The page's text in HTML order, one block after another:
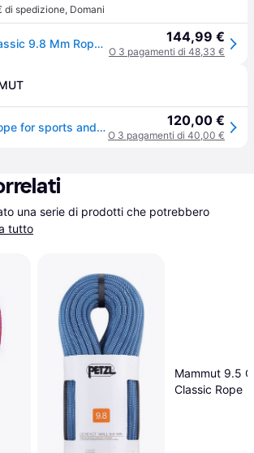
di spedizione, Domani
Mammut Crag Classic 9.8 Mm Rope Blu 70 m 144,99 €
O 3 pagamenti di 48,33 €
Mammut Single rope for sports and traditional climbing 9.8 Crag Classic Rope 50m Green 50 m 120,00 €
O 3 pagamenti di 40,00 €
una serie di prodotti che potrebbero
tutto
Mammut 9.5
Classic Rope